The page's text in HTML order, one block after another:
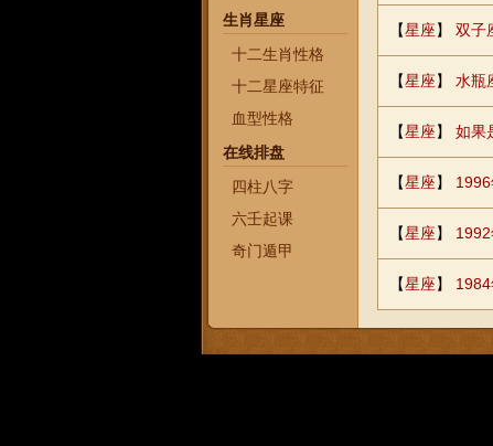
生肖星座
十二生肖性格
十二星座特征
血型性格
在线排盘
四柱八字
六壬起课
奇门遁甲
【星座】 双子
【星座】 水瓶
【星座】 如果
【星座】
【星座】
【星座】